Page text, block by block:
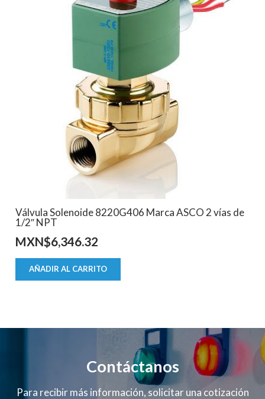
Válvula Solenoide 8220G406 Marca ASCO 2 vías de
1/2″ NPT
MXN$6,346.32
AÑADIR AL CARRITO
Contáctanos
Para recibir más información, solicitar una cotización